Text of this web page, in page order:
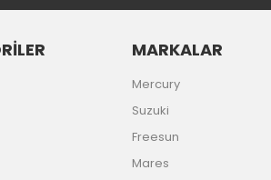
GönderMARKALAR
Mercury
Suzuki
Freesun
Mares